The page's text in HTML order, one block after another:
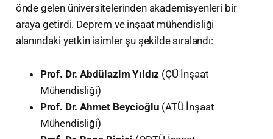
önde gelen üniversitelerinden akademisyenleri bir
araya getirdi. Deprem ve inşaat mühendisliği
alanındaki yetkin isimler şu şekilde sıralandı:
Prof. Dr. Abdülazim Yıldız (ÇÜ İnşaat
Mühendisliği)
Prof. Dr. Ahmet Beycioğlu (ATÜ İnşaat
Mühendisliği)